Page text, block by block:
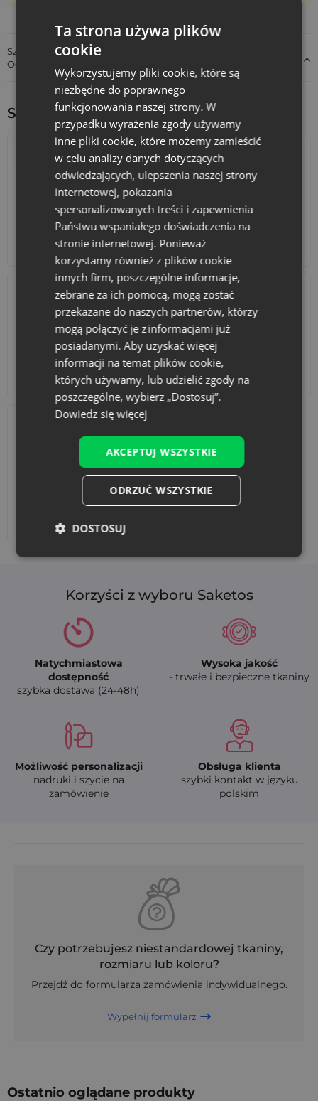
Szczegóły dotyczące zgodności produktu z przepisami:
Odpowiedzialność za produkt
Sprawdź inne ciekawe produkty:
Kalendarze adwentowe Torby bawełniane
Akcesoria i dekoracje Zestawy
Dodaj nadruk
Korzyści z wyboru Saketos
Natychmiastowa
dostępność
szybka dostawa (24-48h)
Wysoka jakość
- trwałe i bezpieczne tkaniny
Możliwość personalizacji
nadruki i szycie na
zamówienie
Obsługa klienta
szybki kontakt w języku
polskim
Czy potrzebujesz niestandardowej tkaniny,
rozmiaru lub koloru?
Przejdź do formularza zamówienia indywidualnego.
Wypełnij formularz
Ostatnio oglądane produkty
Ta strona używa plików
cookie
Wykorzystujemy pliki cookie, które są
niezbędne do poprawnego
funkcjonowania naszej strony. W
przypadku wyrażenia zgody używamy
inne pliki cookie, które możemy zamieścić
w celu analizy danych dotyczących
odwiedzających, ulepszenia naszej strony
internetowej, pokazania
spersonalizowanych treści i zapewnienia
Państwu wspaniałego doświadczenia na
stronie internetowej. Ponieważ
korzystamy również z plików cookie
innych firm, poszczególne informacje,
zebrane za ich pomocą, mogą zostać
przekazane do naszych partnerów, którzy
mogą połączyć je z informacjami już
posiadanymi. Aby uzyskać więcej
informacji na temat plików cookie,
których używamy, lub udzielić zgody na
poszczególne, wybierz „Dostosuj”.
Dowiedz się więcej
AKCEPTUJ WSZYSTKIE
ODRZUĆ WSZYSTKIE
DOSTOSUJ